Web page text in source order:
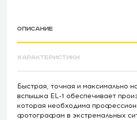
ОПИСАНИЕ
ХАРАКТЕРИСТИКИ
Быстрая, точная и максимально
вспышка EL-1 обеспечивает
которая необходима
фотографам в экстремальных